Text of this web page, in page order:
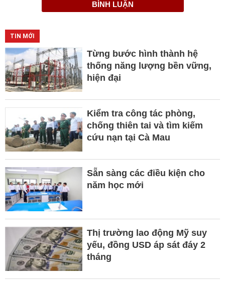
BÌNH LUẬN
TIN MỚI
Từng bước hình thành hệ
thống năng lượng bền vững,
hiện đại
Kiểm tra công tác phòng,
chống thiên tai và tìm kiếm
cứu nạn tại Cà Mau
Sẵn sàng các điều kiện cho
năm học mới
Thị trường lao động Mỹ suy
yếu, đồng USD áp sát đáy 2
tháng